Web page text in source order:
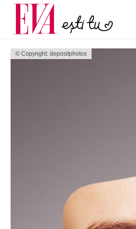
© Copyright: depositphotos
Carieră
Actualitate